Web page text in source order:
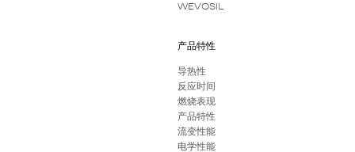
WEVOSIL
产品特性
导热性
反应时间
燃烧表现
产品特性
流变性能
电学性能